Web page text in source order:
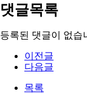
댓글목록
등록된 댓글이 없습
이전글
다음글
목록